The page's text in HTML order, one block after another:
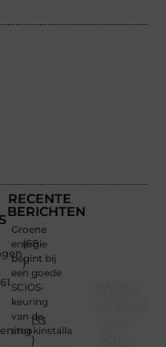
(68
)
(33
)
RECENTE
BERICHTEN
Groene
energie
begint bij
een goede
SCIOS-
keuring
van de
stookinstallatie